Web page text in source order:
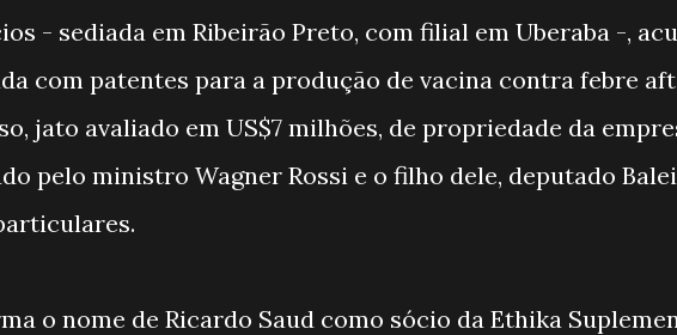
- sediada em Ribeirão Preto, com filial em Uberaba -,
com patentes para a produção de vacina contra febre
jato avaliado em US$7 milhões, de propriedade da
pelo ministro Wagner Rossi e o filho dele, deputado
o nome de Ricardo Saud como sócio da Ethika